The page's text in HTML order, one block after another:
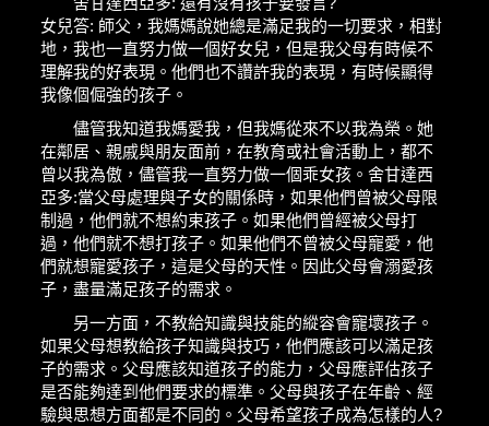
女兒答: 師父，我媽媽說她總是滿足我的一切要求，相對
地，我也一直努力做一個好女兒，但是我父母有時候不
理解我的好表現。他們也不讚許我的表現，有時候顯得
我像個倔強的孩子。
儘管我知道我媽愛我，但我媽從來不以我為榮。她
在鄰居、親戚與朋友面前，在教育或社會活動上，都不
曾以我為傲，儘管我一直努力做一個乖女孩。舍甘達西
亞多:當父母處理與子女的關係時，如果他們曾被父母限
制過，他們就不想約束孩子。如果他們曾經被父母打
過，他們就不想打孩子。如果他們不曾被父母寵愛，他
們就想寵愛孩子，這是父母的天性。因此父母會溺愛孩
子，盡量滿足孩子的需求。
另一方面，不教給知識與技能的縱容會寵壞孩子。
如果父母想教給孩子知識與技巧，他們應該可以滿足孩
子的需求。父母應該知道孩子的能力，父母應評估孩子
是否能夠達到他們要求的標準。父母與孩子在年齡、經
驗與思想方面都是不同的。父母希望孩子成為怎樣的人?